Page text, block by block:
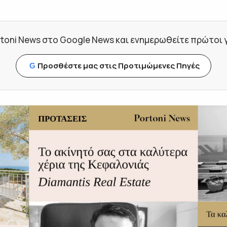
News στο Google News και ενημερωθείτε πρώτοι
G Προσθέστε μας στις Προτιμώμενες Πηγές